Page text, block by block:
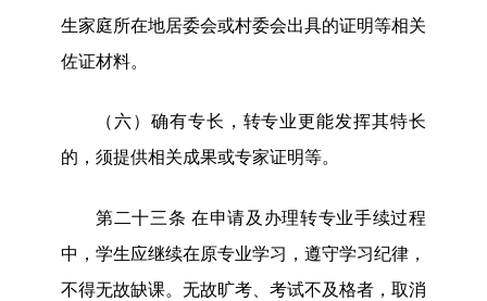
生家庭所在地居委会或村委会出具的证明等相关
佐证材料。
（六）确有专长，转专业更能发挥其特长
的，须提供相关成果或专家证明等。
第二十三条 在申请及办理转专业手续过程
中，学生应继续在原专业学习，遵守学习纪律，
不得无故缺课。无故旷考、考试不及格者，取消